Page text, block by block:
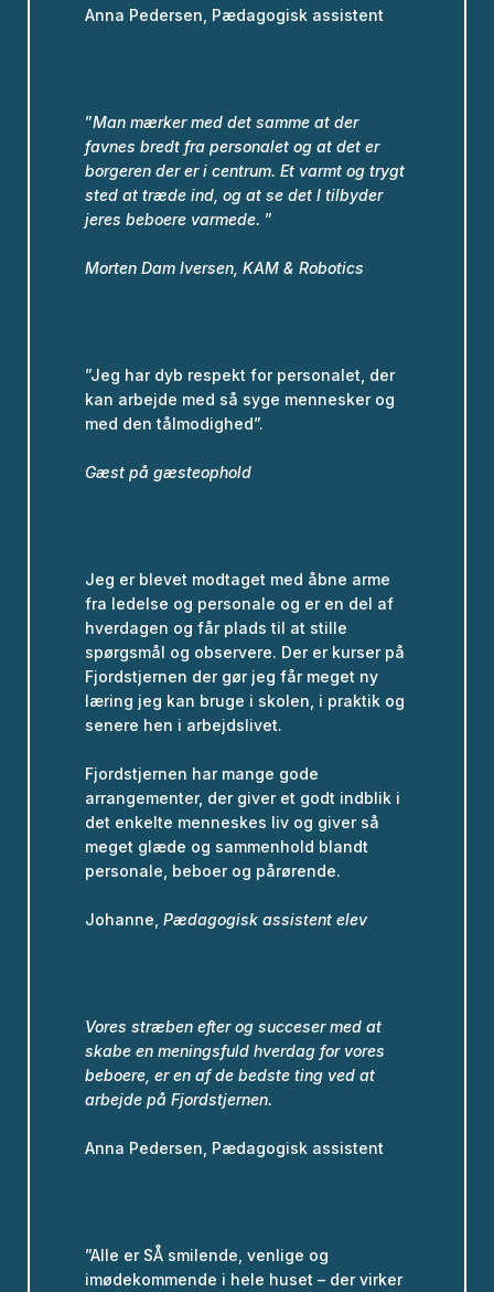
Anna Pedersen, Pædagogisk assistent
”Man mærker med det samme at der
favnes bredt fra personalet og at det er
borgeren der er i centrum. Et varmt og trygt
sted at træde ind, og at se det I tilbyder
jeres beboere varmede. ”
Morten Dam Iversen, KAM & Robotics
”Jeg har dyb respekt for personalet, der
kan arbejde med så syge mennesker og
med den tålmodighed”.
Gæst på gæsteophold
Jeg er blevet modtaget med åbne arme
fra ledelse og personale og er en del af
hverdagen og får plads til at stille
spørgsmål og observere. Der er kurser på
Fjordstjernen der gør jeg får meget ny
læring jeg kan bruge i skolen, i praktik og
senere hen i arbejdslivet.
Fjordstjernen har mange gode
arrangementer, der giver et godt indblik i
det enkelte menneskes liv og giver så
meget glæde og sammenhold blandt
personale, beboer og pårørende.
Johanne, Pædagogisk assistent elev
Vores stræben efter og succeser med at
skabe en meningsfuld hverdag for vores
beboere, er en af de bedste ting ved at
arbejde på Fjordstjernen.
Anna Pedersen, Pædagogisk assistent
”Alle er SÅ smilende, venlige og
imødekommende i hele huset – der virker